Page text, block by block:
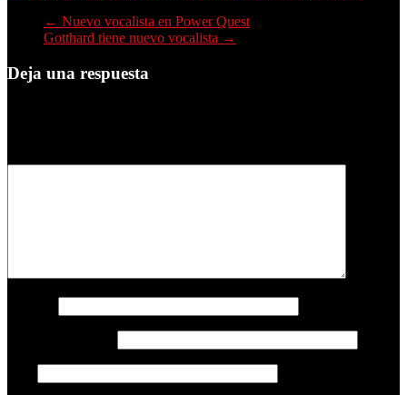
← Nuevo vocalista en Power Quest
Gotthard tiene nuevo vocalista →
Deja una respuesta